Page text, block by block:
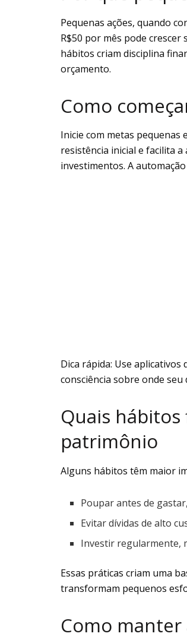
Pequenas ações, quando
R$50 por mês pode crescer
hábitos criam disciplina
orçamento.
Como
Inicie com metas pequenas
resistência inicial e facilita
investimentos. A
Dica rápida: Use
consciência sobre onde
Quais
patrimônio
Alguns hábitos têm maior
Poupar antes de
Evitar dívidas de alto
Investir regularmente,
Essas práticas criam uma
transformam pequenos
Como